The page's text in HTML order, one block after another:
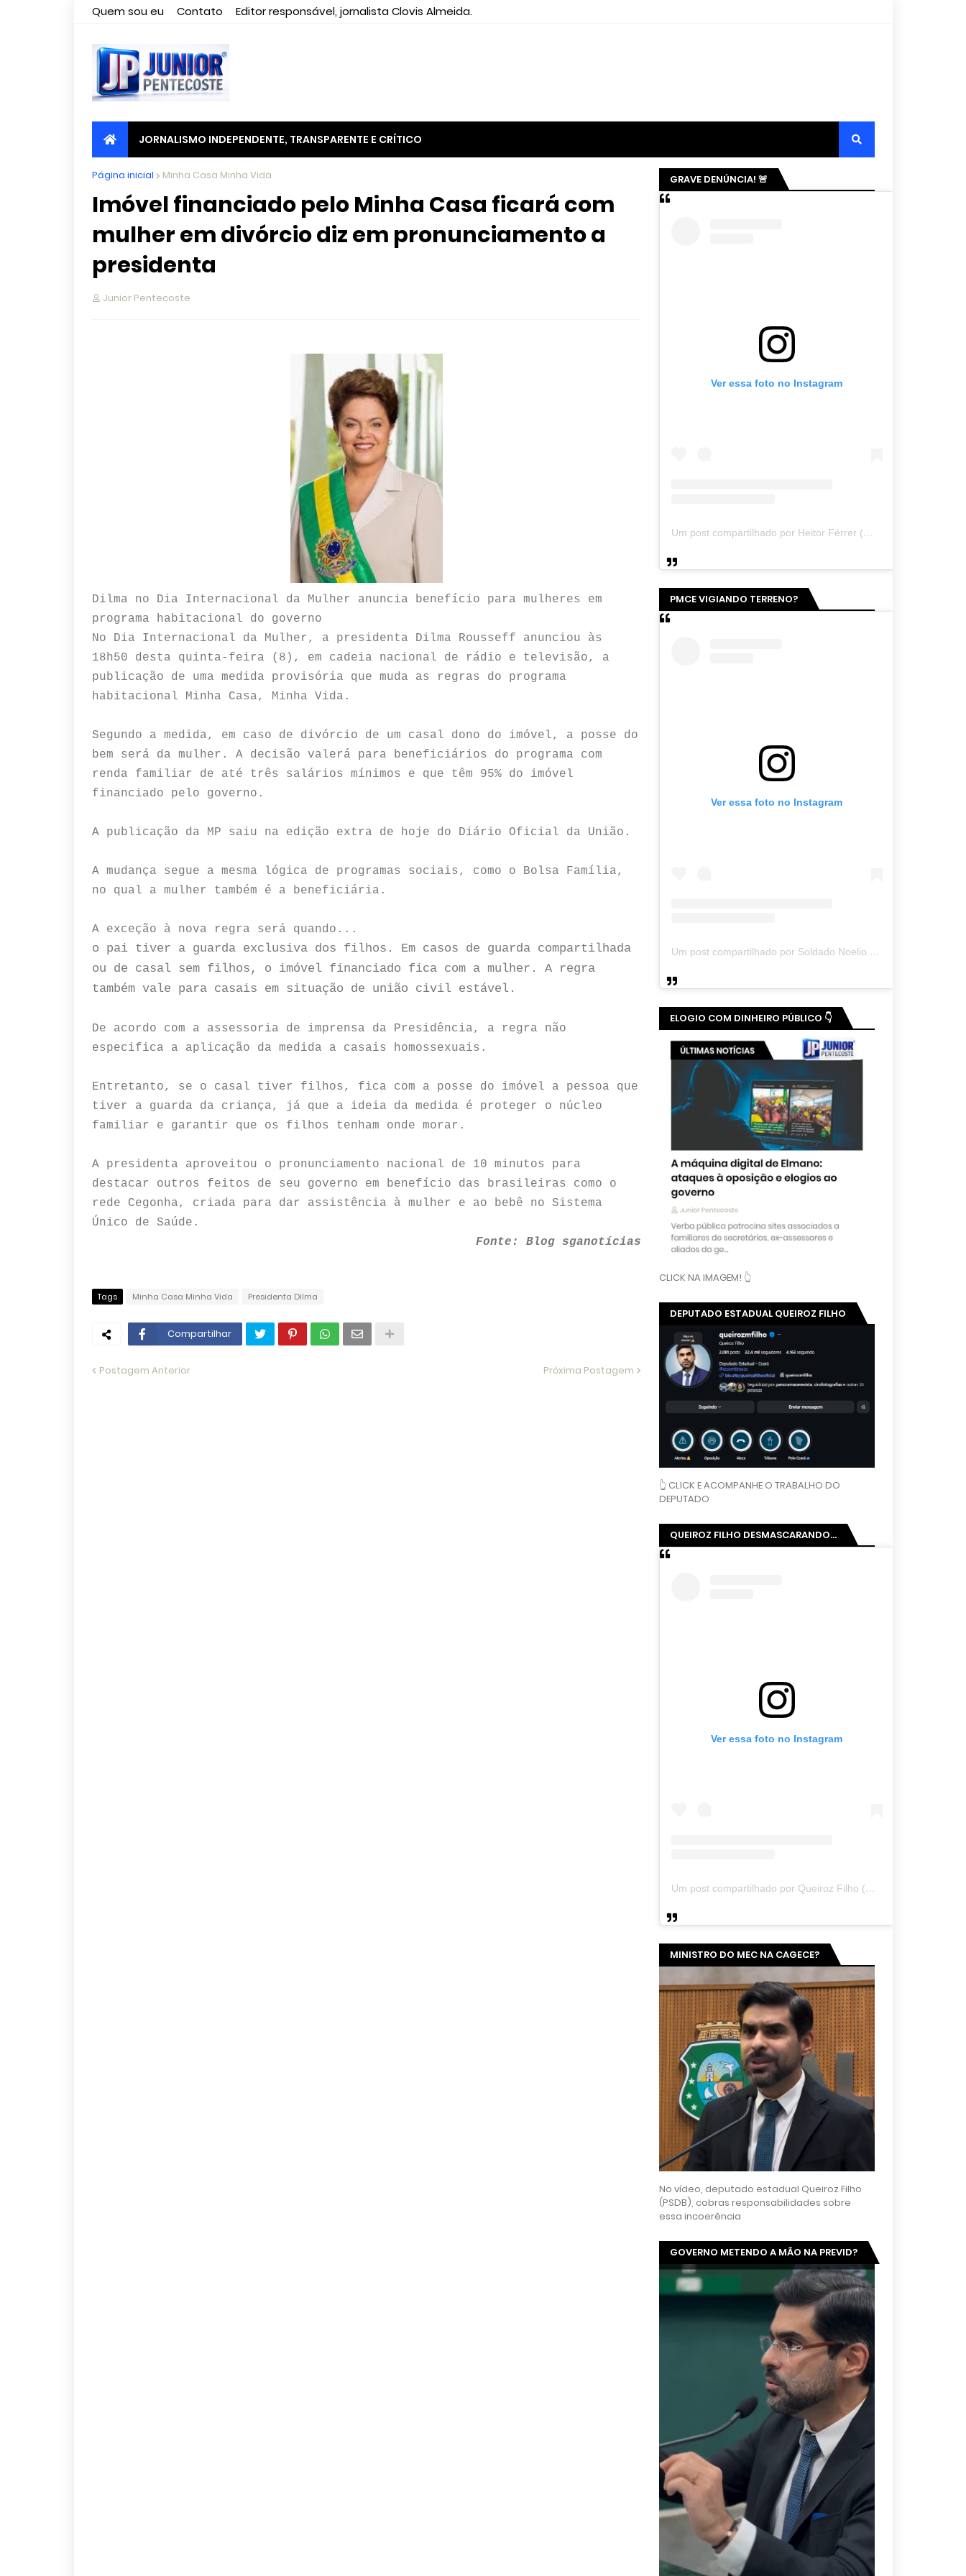
Quem sou eu Contato Editor responsável, jornalista Clovis Almeida.
JORNALISMO INDEPENDENTE, TRANSPARENTE E CRÍTICO
Página inicial Minha Casa Minha Vida
Imóvel financiado pelo Minha Casa ficará com
mulher em divórcio diz em pronunciamento a
presidenta
Junior Pentecoste
Dilma no Dia Internacional da Mulher anuncia benefício para mulheres em
programa habitacional do governo
No Dia Internacional da Mulher, a presidenta Dilma Rousseff anunciou às
18h50 desta quinta-feira (8), em cadeia nacional de rádio e televisão, a
publicação de uma medida provisória que muda as regras do programa
habitacional Minha Casa, Minha Vida.
Segundo a medida, em caso de divórcio de um casal dono do imóvel, a posse do
bem será da mulher. A decisão valerá para beneficiários do programa com
renda familiar de até três salários mínimos e que têm 95% do imóvel
financiado pelo governo.
A publicação da MP saiu na edição extra de hoje do Diário Oficial da União.
A mudança segue a mesma lógica de programas sociais, como o Bolsa Família,
no qual a mulher também é a beneficiária.
A exceção à nova regra será quando...
o pai tiver a guarda exclusiva dos filhos. Em casos de guarda compartilhada
ou de casal sem filhos, o imóvel financiado fica com a mulher. A regra
também vale para casais em situação de união civil estável.
De acordo com a assessoria de imprensa da Presidência, a regra não
especifica a aplicação da medida a casais homossexuais.
Entretanto, se o casal tiver filhos, fica com a posse do imóvel a pessoa que
tiver a guarda da criança, já que a ideia da medida é proteger o núcleo
familiar e garantir que os filhos tenham onde morar.
A presidenta aproveitou o pronunciamento nacional de 10 minutos para
destacar outros feitos de seu governo em benefício das brasileiras como o
rede Cegonha, criada para dar assistência à mulher e ao bebê no Sistema
Único de Saúde.
Fonte: Blog sganotícias
Tags Minha Casa Minha Vida Presidenta Dilma
Compartilhar
Postagem Anterior Próxima Postagem
GRAVE DENÚNCIA! 🚨
Ver essa foto no Instagram
Um post compartilhado por Heitor Férrer (@heitor_ferrer77)
PMCE VIGIANDO TERRENO?
Ver essa foto no Instagram
Um post compartilhado por Soldado Noelio (@soldadonoelio)
ELOGIO COM DINHEIRO PÚBLICO 👇
CLICK NA IMAGEM! 👆
DEPUTADO ESTADUAL QUEIROZ FILHO
👆 CLICK E ACOMPANHE O TRABALHO DO
DEPUTADO
QUEIROZ FILHO DESMASCARANDO...
Ver essa foto no Instagram
Um post compartilhado por Queiroz Filho (@queirozmfilho)
MINISTRO DO MEC NA CAGECE?
No vídeo, deputado estadual Queiroz Filho
(PSDB), cobras responsabilidades sobre
essa incoerência
GOVERNO METENDO A MÃO NA PREVID?